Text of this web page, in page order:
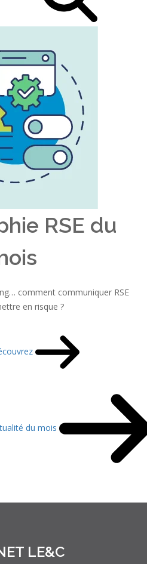
RSE du
comment communiquer RSE
en risque ?
du mois
LE&C